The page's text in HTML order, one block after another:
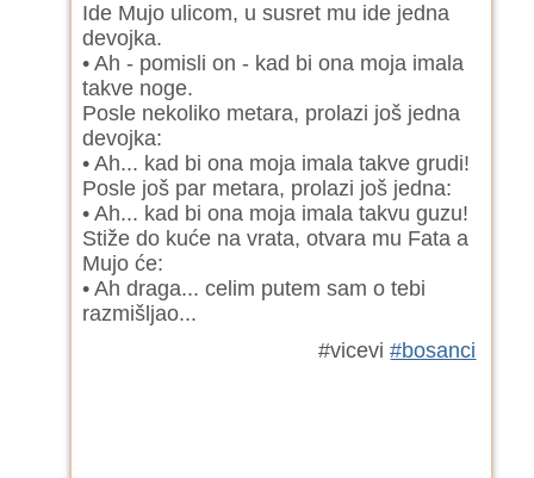
Ide Mujo ulicom, u susret mu ide jedna
devojka.
• Ah - pomisli on - kad bi ona moja imala
takve noge.
Posle nekoliko metara, prolazi još jedna
devojka:
• Ah... kad bi ona moja imala takve grudi!
Posle još par metara, prolazi još jedna:
• Ah... kad bi ona moja imala takvu guzu!
Stiže do kuće na vrata, otvara mu Fata a
Mujo će:
• Ah draga... celim putem sam o tebi
razmišljao...
#vicevi#bosanci